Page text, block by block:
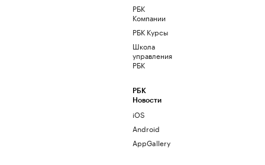
РБК
Компании
РБК Курсы
Школа
управления
РБК
РБК
Новости
iOS
Android
AppGallery